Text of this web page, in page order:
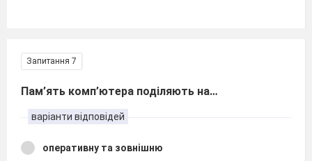
Запитання 7
Пам’ять комп’ютера поділяють на…
варіанти відповідей
оперативну та зовнішню